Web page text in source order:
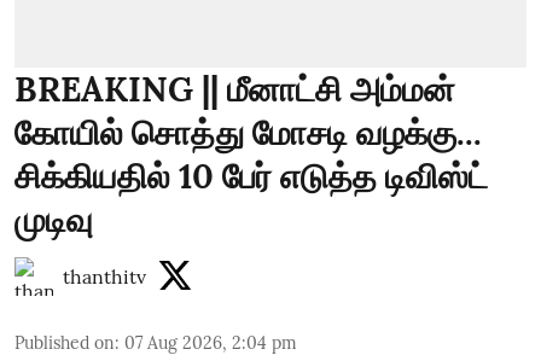
BREAKING || மீனாட்சி அம்மன்
கோயில் சொத்து மோசடி வழக்கு...
சிக்கியதில் 10 பேர் எடுத்த டிவிஸ்ட்
முடிவு
thanthitv
Published on: 07 Aug 2026, 2:04 pm